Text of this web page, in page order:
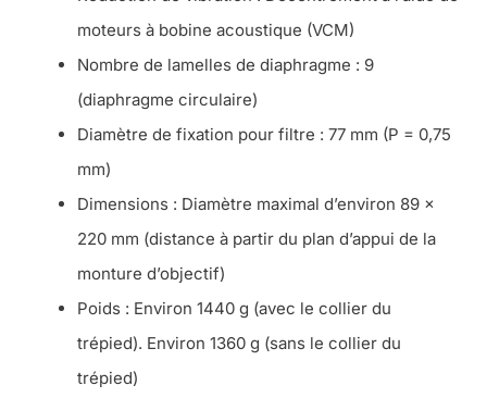
moteurs à bobine acoustique (VCM)
Nombre de lamelles de diaphragme : 9
(diaphragme circulaire)
Diamètre de fixation pour filtre : 77 mm (P = 0,75
mm)
Dimensions : Diamètre maximal d’environ 89 ×
220 mm (distance à partir du plan d’appui de la
monture d’objectif)
Poids : Environ 1440 g (avec le collier du
trépied). Environ 1360 g (sans le collier du
trépied)